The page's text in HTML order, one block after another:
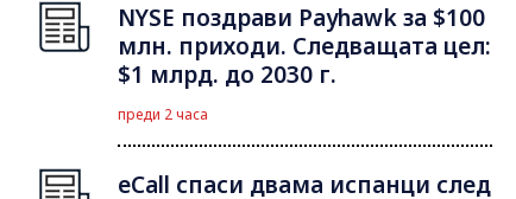
NYSE поздрави Payhawk за $100
млн. приходи. Следващата цел:
$1 млрд. до 2030 г.
преди 2 часа
eCall спаси двама испанци след